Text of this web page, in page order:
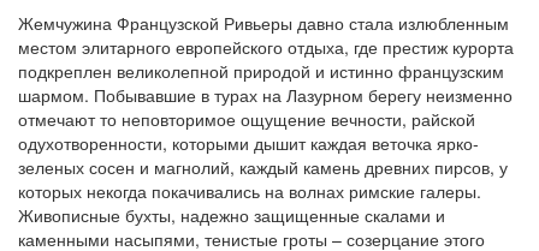
Жемчужина Французской Ривьеры давно стала излюбленным
местом элитарного европейского отдыха, где престиж курорта
подкреплен великолепной природой и истинно французским
шармом. Побывавшие в турах на Лазурном берегу неизменно
отмечают то неповторимое ощущение вечности, райской
одухотворенности, которыми дышит каждая веточка ярко-
зеленых сосен и магнолий, каждый камень древних пирсов, у
которых некогда покачивались на волнах римские галеры.
Живописные бухты, надежно защищенные скалами и
каменными насыпями, тенистые гроты – созерцание этого